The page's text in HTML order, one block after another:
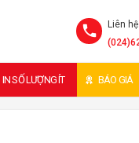
Liên
IN SỐ LƯỢNG ÍT BÁO GIÁ